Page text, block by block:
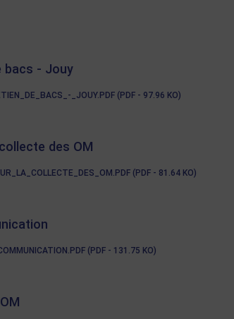
bacs - Jouy
_JOUY.PDF (PDF - 97.96 KO)
des OM
(PDF - 81.64 KO)
(PDF - 131.75 KO)